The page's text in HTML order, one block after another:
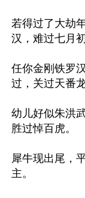
若得过了大劫
汉，难过七月
任你金刚铁罗
过，关过天番
幼儿好似朱洪
胜过悼百虎。
犀牛现出尾，
主。